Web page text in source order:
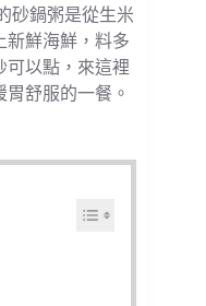
砂鍋粥是從生米
新鮮海鮮，料多
可以點，來這裡
舒服的一餐。